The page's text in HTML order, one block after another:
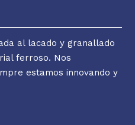
al lacado y granallado
ferroso. Nos
estamos innovando y